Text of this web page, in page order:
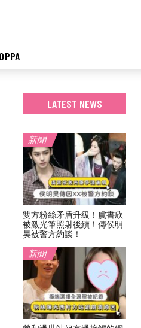
LATEST NEWS
新聞
雙方粉絲矛盾升級！虞書欣
被激光筆照射後續！傳侯明
昊被警方約談！
新聞